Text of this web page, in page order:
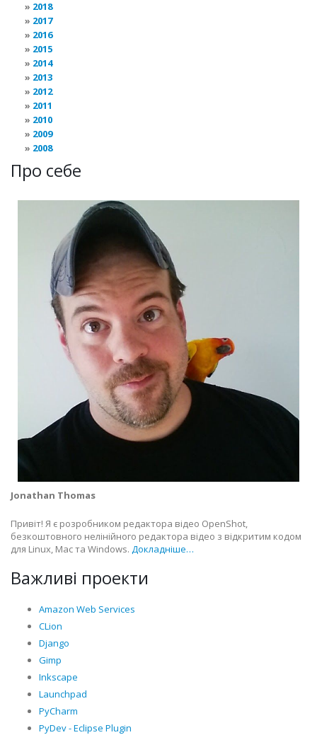
2018
2017
2016
2015
2014
2013
2012
2011
2010
2009
2008
Про себе
Jonathan Thomas
Привіт! Я є розробником редактора відео OpenShot,
безкоштовного нелінійного редактора відео з відкритим кодом
для Linux, Mac та Windows. Докладніше…
Важливі проекти
Amazon Web Services
CLion
Django
Gimp
Inkscape
Launchpad
PyCharm
PyDev - Eclipse Plugin